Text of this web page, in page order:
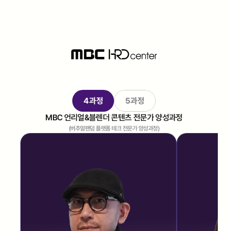
Let's chat
4과정
Let's chat
5과정
MBC 언리얼&블렌더 콘텐츠 전문가 양성과정
(버추얼팬덤 플랫폼 테크 전문가 양성과정)